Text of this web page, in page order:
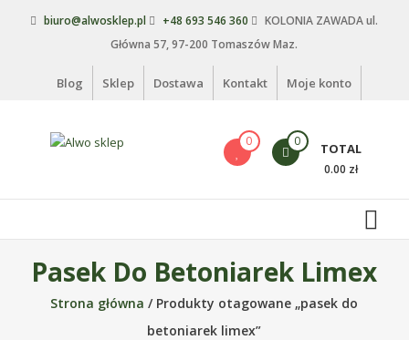
biuro@alwosklep.pl +48 693 546 360
KOLONIA ZAWADA ul.
Główna 57, 97-200 Tomaszów Maz.
Blog Sklep Dostawa Kontakt Moje konto
sklep
meble
ogrodowe,
0 0 TOTAL
0.00 zł
Pasek Do Betoniarek Limex
Strona główna / Produkty otagowane „pasek do
betoniarek limex”